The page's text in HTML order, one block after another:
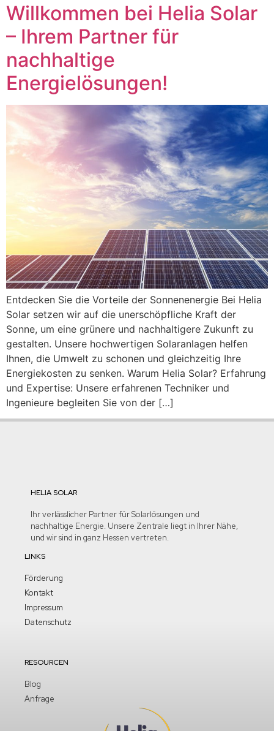
Willkommen bei Helia Solar
– Ihrem Partner für
nachhaltige
Energielösungen!
Entdecken Sie die Vorteile der Sonnenenergie Bei Helia
Solar setzen wir auf die unerschöpfliche Kraft der
Sonne, um eine grünere und nachhaltigere Zukunft zu
gestalten. Unsere hochwertigen Solaranlagen helfen
Ihnen, die Umwelt zu schonen und gleichzeitig Ihre
Energiekosten zu senken. Warum Helia Solar? Erfahrung
und Expertise: Unsere erfahrenen Techniker und
Ingenieure begleiten Sie von der […]
HELIA SOLAR
Ihr verlässlicher Partner für Solarlösungen und
nachhaltige Energie. Unsere Zentrale liegt in Ihrer Nähe,
und wir sind in ganz Hessen vertreten.
LINKS
Förderung
Kontakt
Impressum
Datenschutz
RESOURCEN
Blog
Anfrage